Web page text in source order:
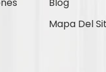
Mapa Del